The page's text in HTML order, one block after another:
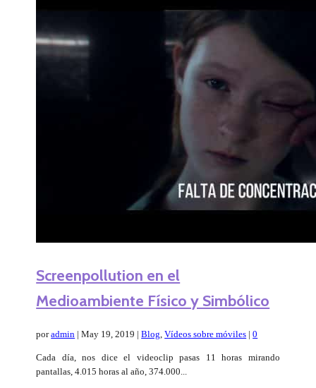
Screenpollution en el
Medioambiente Físico y Simbólico
poradmin |May 19, 2019 |Blog ,Vídeos sobre móviles |0
Cada día, nos dice el videoclip pasas 11 horas mirando
pantallas, 4.015 horas al año, 374.000...